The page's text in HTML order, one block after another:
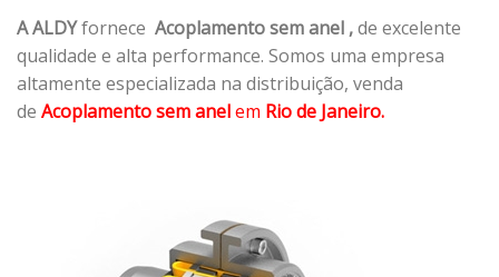
A ALDYfornece Acoplamento sem anel ,de excelente
qualidade e alta performance. Somos uma empresa
altamente especializada na distribuição, venda
de Acoplamento sem anelem Rio de Janeiro.